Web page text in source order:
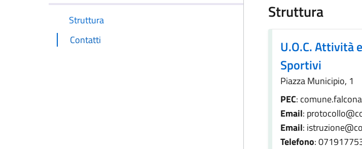
Struttura
Contatti
Struttura
U.O.C. Attività
Sportivi
Piazza Municipio, 1
PEC:
Email:
Email:
Telefono: